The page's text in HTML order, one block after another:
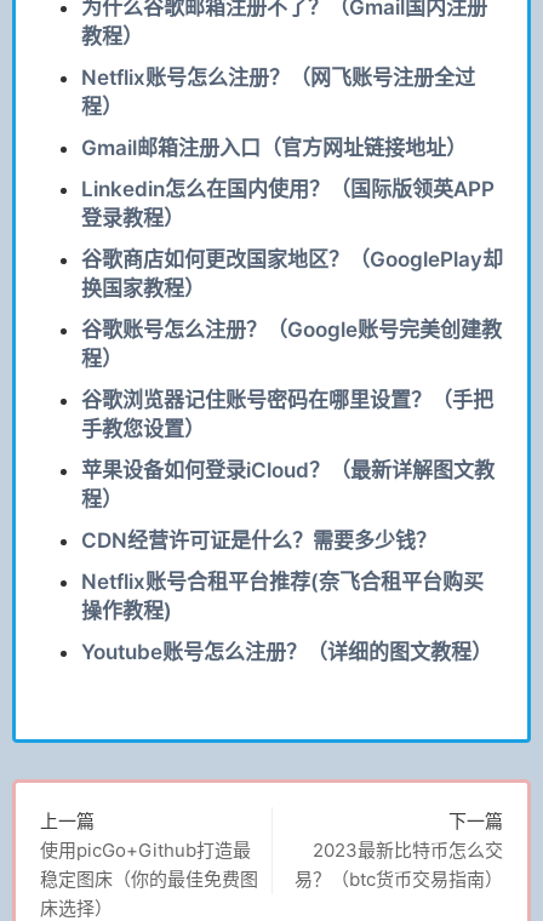
为什么谷歌邮箱注册不了？（Gmail国内注册
教程）
Netflix账号怎么注册？（网飞账号注册全过
程）
Gmail邮箱注册入口（官方网址链接地址）
Linkedin怎么在国内使用？（国际版领英APP
登录教程）
谷歌商店如何更改国家地区？（GooglePlay却
换国家教程）
谷歌账号怎么注册？（Google账号完美创建教
程）
谷歌浏览器记住账号密码在哪里设置？（手把
手教您设置）
苹果设备如何登录iCloud？（最新详解图文教
程）
CDN经营许可证是什么？需要多少钱？
Netflix账号合租平台推荐(奈飞合租平台购买
操作教程)
Youtube账号怎么注册？（详细的图文教程）
上一篇
使用picGo+Github打造最
稳定图床（你的最佳免费图
床选择）
下一篇
2023最新比特币怎么交
易？（btc货币交易指南）